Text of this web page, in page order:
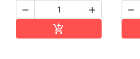
 

